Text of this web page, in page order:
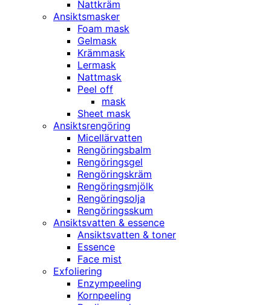
Nattkräm
Ansiktsmasker
Foam mask
Gelmask
Krämmask
Lermask
Nattmask
Peel off
mask
Sheet mask
Ansiktsrengöring
Micellärvatten
Rengöringsbalm
Rengöringsgel
Rengöringskräm
Rengöringsmjölk
Rengöringsolja
Rengöringsskum
Ansiktsvatten & essence
Ansiktsvatten & toner
Essence
Face mist
Exfoliering
Enzympeeling
Kornpeeling